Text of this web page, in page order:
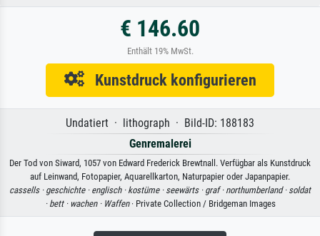
€ 146.60
Enthält 19% MwSt.
Kunstdruck konfigurieren
Undatiert · lithograph · Bild-ID: 188183
Genremalerei
Der Tod von Siward, 1057 von Edward Frederick Brewtnall. Verfügbar als Kunstdruck
auf Leinwand, Fotopapier, Aquarellkarton, Naturpapier oder Japanpapier.
cassells · geschichte · englisch · kostüme · seewärts · graf · northumberland · soldat
· bett · wachen · Waffen· Private Collection / Bridgeman Images